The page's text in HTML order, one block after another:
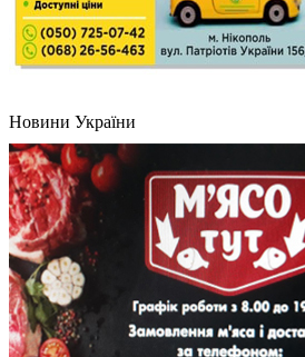
Новини України